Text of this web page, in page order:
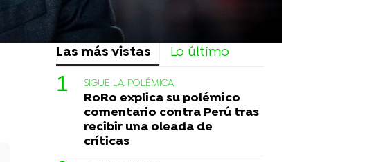
Las más vistas Lo último
SIGUE LA POLÉMICA
RoRo explica su polémico
comentario contra Perú tras
recibir una oleada de
críticas